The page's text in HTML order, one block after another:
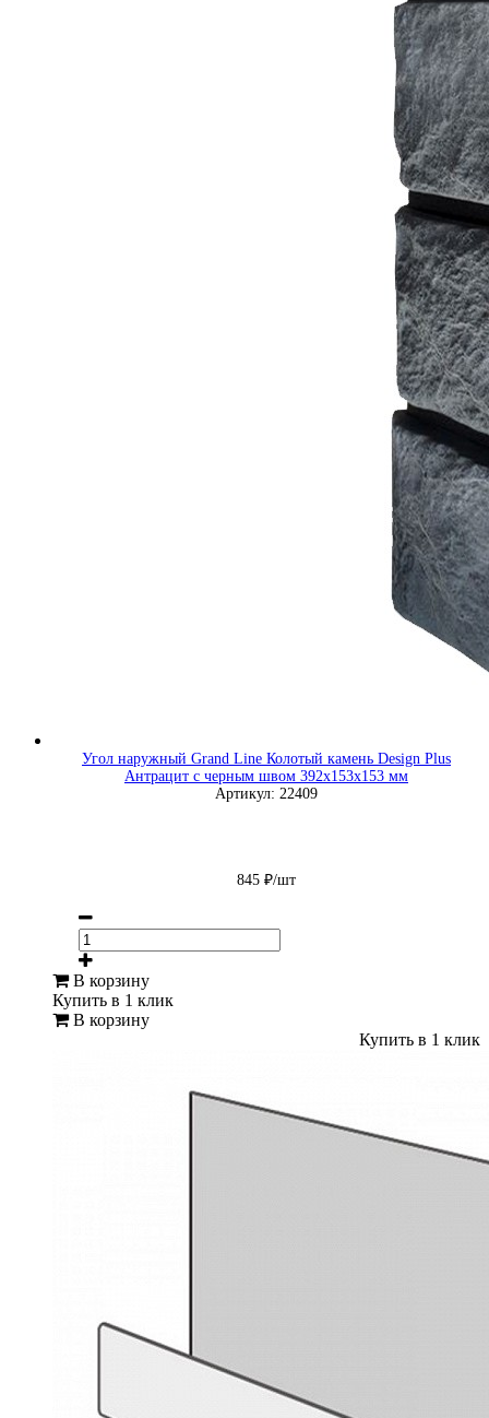
Угол наружный Grand Line Колотый камень Design Plus
Антрацит с черным швом 392х153х153 мм
Артикул: 22409
845 ₽/шт
В корзину
Купить в 1 клик
В корзину
Купить в 1 клик